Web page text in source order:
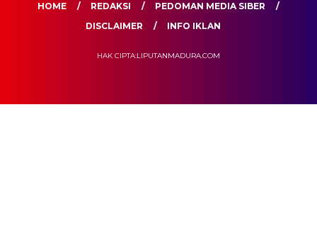
HOME REDAKSI
PEDOMAN MEDIA SIBER
DISCLAIMER
INFO IKLAN
HAK CIPTA:LIPUTANMADURA.COM